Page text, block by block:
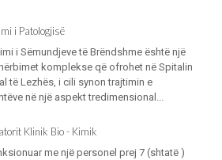
i Patologjisë
i Sëmundjeve të Brëndshme është një
komplekse që ofrohet në Spitalin
të Lezhës, i cili synon trajtimin e
në një aspekt tredimensional...
Klinik Bio - Kimik
me një personel prej 7 (shtatë )